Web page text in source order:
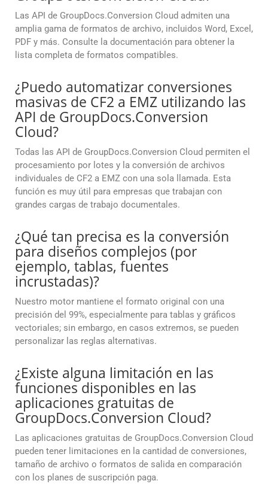
Las API de GroupDocs.Conversion Cloud admiten una
amplia gama de formatos de archivo, incluidos Word, Excel,
PDF y más. Consulte la documentación para obtener la
lista completa de formatos compatibles.
¿Puedo automatizar conversiones
masivas de CF2 a EMZ utilizando las
API de GroupDocs.Conversion
Cloud?
Todas las API de GroupDocs.Conversion Cloud permiten el
procesamiento por lotes y la conversión de archivos
individuales de CF2 a EMZ con una sola llamada. Esta
función es muy útil para empresas que trabajan con
grandes cargas de trabajo documentales.
¿Qué tan precisa es la conversión
para diseños complejos (por
ejemplo, tablas, fuentes
incrustadas)?
Nuestro motor mantiene el formato original con una
precisión del 99%, especialmente para tablas y gráficos
vectoriales; sin embargo, en casos extremos, se pueden
personalizar las reglas alternativas.
¿Existe alguna limitación en las
funciones disponibles en las
aplicaciones gratuitas de
GroupDocs.Conversion Cloud?
Las aplicaciones gratuitas de GroupDocs.Conversion Cloud
pueden tener limitaciones en la cantidad de conversiones,
tamaño de archivo o formatos de salida en comparación
con los planes de suscripción paga.